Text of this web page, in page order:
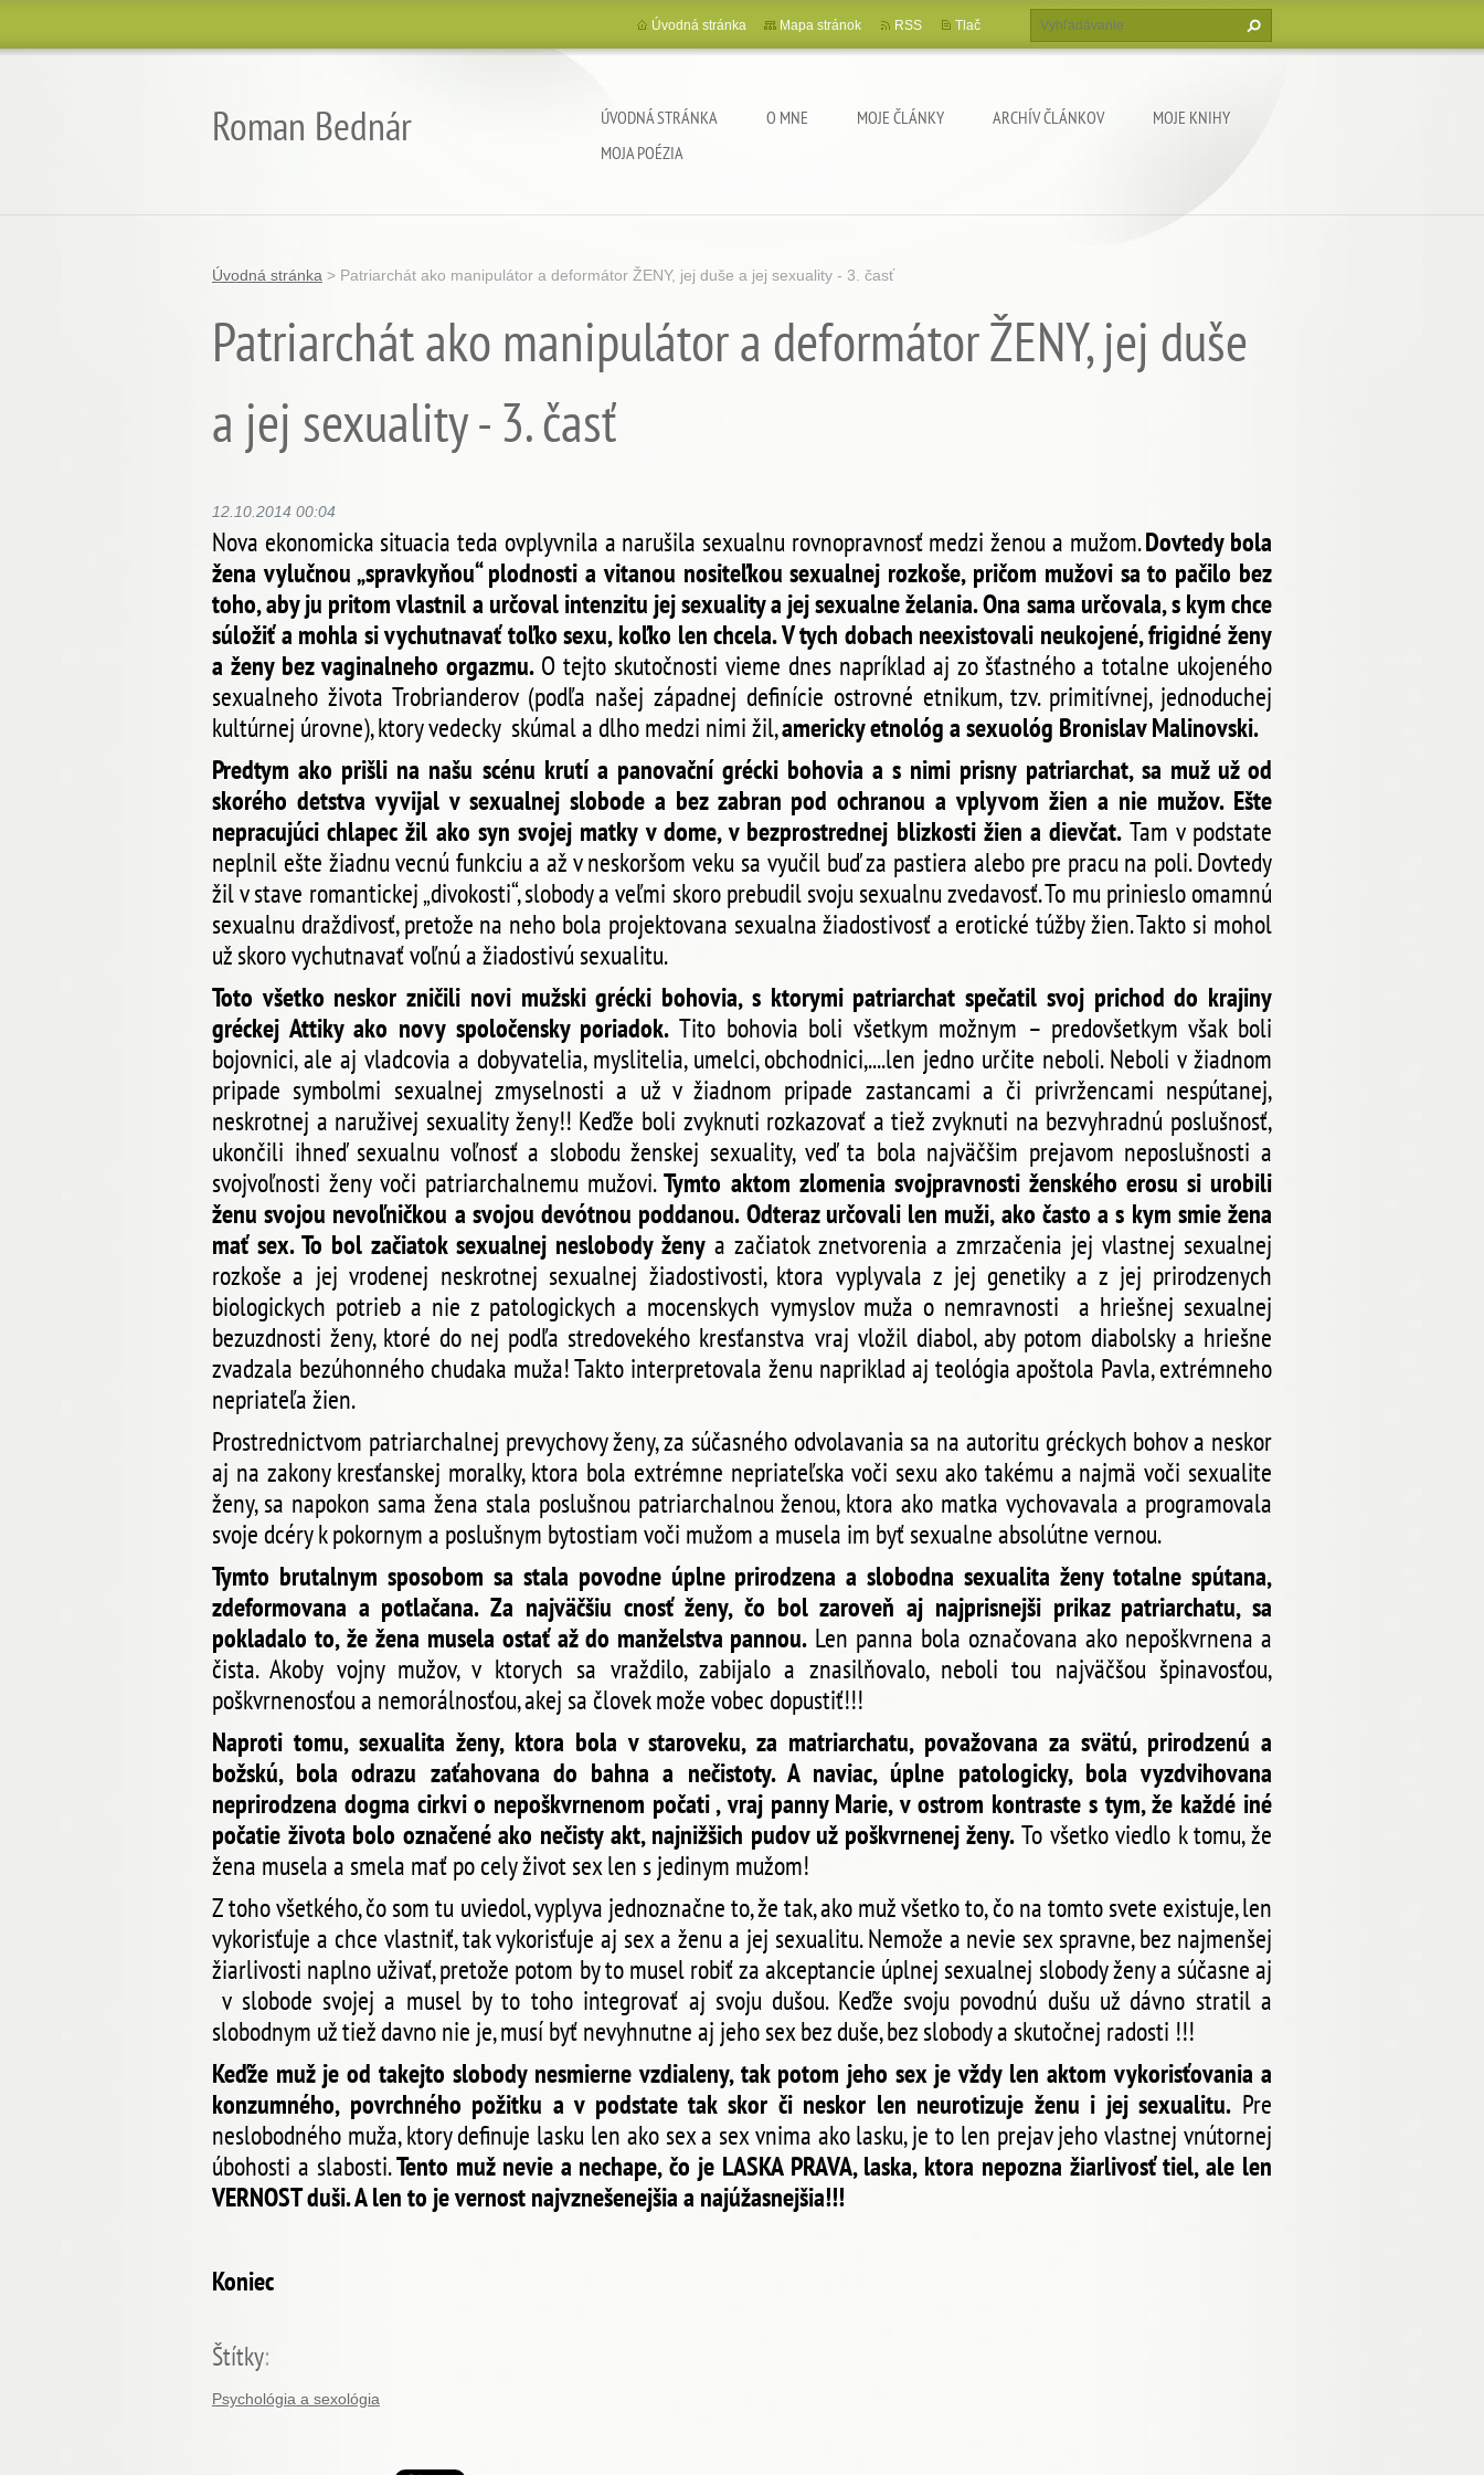
Roman Bednár ÚVODNÁ STRÁNKA O MNE MOJE ČLÁNKY ARCHÍV ČLÁNKOV
MOJE KNIHY
MOJA POÉZIA
Úvodná stránka Mapa stránok RSS Tlač
Úvodná stránka > Patriarchát ako manipulátor a deformátor ŽENY, jej duše a jej sexuality - 3. časť
Patriarchát ako manipulátor a deformátor ŽENY, jej duše
a jej sexuality - 3. časť
12.10.2014 00:04
Nova ekonomicka situacia teda ovplyvnila a narušila sexualnu rovnopravnosť medzi ženou a mužom.Dovtedy bola
žena vylučnou „spravkyňou“ plodnosti a vitanou nositeľkou sexualnej rozkoše, pričom mužovi sa to pačilo bez
toho, aby ju pritom vlastnil a určoval intenzitu jej sexuality a jej sexualne želania. Ona sama určovala, s kym chce
súložiť a mohla si vychutnavať toľko sexu, koľko len chcela. V tych dobach neexistovali neukojené, frigidné ženy
a ženy bez vaginalneho orgazmu.O tejto skutočnosti vieme dnes napríklad aj zo šťastného a totalne ukojeného
sexualneho života Trobrianderov (podľa našej západnej definície ostrovné etnikum, tzv. primitívnej, jednoduchej
kultúrnej úrovne), ktory vedecky skúmal a dlho medzi nimi žil,americky etnológ a sexuológ Bronislav Malinovski.
Predtym ako prišli na našu scénu krutí a panovační grécki bohovia a s nimi prisny patriarchat, sa muž už od
skorého detstva vyvijal v sexualnej slobode a bez zabran pod ochranou a vplyvom žien a nie mužov. Ešte
nepracujúci chlapec žil ako syn svojej matky v dome, v bezprostrednej blizkosti žien a dievčat. Tam v podstate
neplnil ešte žiadnu vecnú funkciu a až v neskoršom veku sa vyučil buď za pastiera alebo pre pracu na poli. Dovtedy
žil v stave romantickej „divokosti“, slobody a veľmi skoro prebudil svoju sexualnu zvedavosť. To mu prinieslo omamnú
sexualnu draždivosť, pretože na neho bola projektovana sexualna žiadostivosť a erotické túžby žien. Takto si mohol
už skoro vychutnavať voľnú a žiadostivú sexualitu.
Toto všetko neskor zničili novi mužski grécki bohovia, s ktorymi patriarchat spečatil svoj prichod do krajiny
gréckej Attiky ako novy spoločensky poriadok. Tito bohovia boli všetkym možnym – predovšetkym však boli
bojovnici, ale aj vladcovia a dobyvatelia, myslitelia, umelci, obchodnici,....len jedno určite neboli. Neboli v žiadnom
pripade symbolmi sexualnej zmyselnosti a už v žiadnom pripade zastancami a či privržencami nespútanej,
neskrotnej a naruživej sexuality ženy!! Keďže boli zvyknuti rozkazovať a tiež zvyknuti na bezvyhradnú poslušnosť,
ukončili ihneď sexualnu voľnosť a slobodu ženskej sexuality, veď ta bola najväčšim prejavom neposlušnosti a
svojvoľnosti ženy voči patriarchalnemu mužovi.Tymto aktom zlomenia svojpravnosti ženského erosu si urobili
ženu svojou nevoľničkou a svojou devótnou poddanou. Odteraz určovali len muži, ako často a s kym smie žena
mať sex. To bol začiatok sexualnej neslobody ženy a začiatok znetvorenia a zmrzačenia jej vlastnej sexualnej
rozkoše a jej vrodenej neskrotnej sexualnej žiadostivosti, ktora vyplyvala z jej genetiky a z jej prirodzenych
biologickych potrieb a nie z patologickych a mocenskych vymyslov muža o nemravnosti a hriešnej sexualnej
bezuzdnosti ženy, ktoré do nej podľa stredovekého kresťanstva vraj vložil diabol, aby potom diabolsky a hriešne
zvadzala bezúhonného chudaka muža! Takto interpretovala ženu napriklad aj teológia apoštola Pavla, extrémneho
nepriateľa žien.
Prostrednictvom patriarchalnej prevychovy ženy, za súčasného odvolavania sa na autoritu gréckych bohov a neskor
aj na zakony kresťanskej moralky, ktora bola extrémne nepriateľska voči sexu ako takému a najmä voči sexualite
ženy, sa napokon sama žena stala poslušnou patriarchalnou ženou, ktora ako matka vychovavala a programovala
svoje dcéry k pokornym a poslušnym bytostiam voči mužom a musela im byť sexualne absolútne vernou.
Tymto brutalnym sposobom sa stala povodne úplne prirodzena a slobodna sexualita ženy totalne spútana,
zdeformovana a potlačana. Za najväčšiu cnosť ženy, čo bol zaroveň aj najprisnejši prikaz patriarchatu, sa
pokladalo to, že žena musela ostať až do manželstva pannou. Len panna bola označovana ako nepoškvrnena a
čista. Akoby vojny mužov, v ktorych sa vraždilo, zabijalo a znasilňovalo, neboli tou najväčšou špinavosťou,
poškvrnenosťou a nemorálnosťou, akej sa človek može vobec dopustiť!!!
Naproti tomu, sexualita ženy, ktora bola v staroveku, za matriarchatu, považovana za svätú, prirodzenú a
božskú, bola odrazu zaťahovana do bahna a nečistoty. A naviac, úplne patologicky, bola vyzdvihovana
neprirodzena dogma cirkvi o nepoškvrnenom počati , vraj panny Marie, v ostrom kontraste s tym, že každé iné
počatie života bolo označené ako nečisty akt, najnižšich pudov už poškvrnenej ženy.To všetko viedlo k tomu, že
žena musela a smela mať po cely život sex len s jedinym mužom!
Z toho všetkého, čo som tu uviedol, vyplyva jednoznačne to, že tak, ako muž všetko to, čo na tomto svete existuje, len
vykorisťuje a chce vlastniť, tak vykorisťuje aj sex a ženu a jej sexualitu. Nemože a nevie sex spravne, bez najmenšej
žiarlivosti naplno uživať, pretože potom by to musel robiť za akceptancie úplnej sexualnej slobody ženy a súčasne aj
v slobode svojej a musel by to toho integrovať aj svoju dušou. Keďže svoju povodnú dušu už dávno stratil a
slobodnym už tiež davno nie je, musí byť nevyhnutne aj jeho sex bez duše, bez slobody a skutočnej radosti !!!
Keďže muž je od takejto slobody nesmierne vzdialeny, tak potom jeho sex je vždy len aktom vykorisťovania a
konzumného, povrchného požitku a v podstate tak skor či neskor len neurotizuje ženu i jej sexualitu. Pre
neslobodného muža, ktory definuje lasku len ako sex a sex vnima ako lasku, je to len prejav jeho vlastnej vnútornej
úbohosti a slabosti.Tento muž nevie a nechape, čo je LASKA PRAVA, laska, ktora nepozna žiarlivosť tiel, ale len
VERNOST duši. A len to je vernost najvznešenejšia a najúžasnejšia!!!
Koniec
Štítky:
Psychológia a sexológia